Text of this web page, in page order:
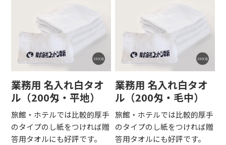
業務用 名入れ白タオ
ル（200匁・平地）
旅館・ホテルでは比較的厚手
のタイプのし紙をつければ贈
答用タオルにも好評です。
業務用 名入れ白タオ
ル（200匁・毛中）
旅館・ホテルでは比較的厚手
のタイプのし紙をつければ贈
答用タオルにも好評です。